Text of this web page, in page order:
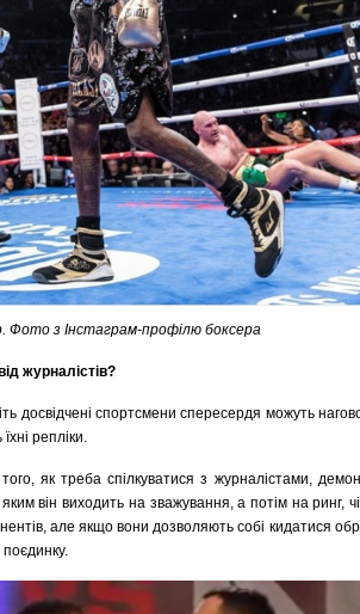
Фото з Інстаграм-профілю боксера
журналістів?
досвідчені спортсмени спересердя можуть
репліки.
як треба спілкуватися з журналістами,
він виходить на зважування, а потім на
але якщо вони дозволяють собі кидатися
поєдинку.